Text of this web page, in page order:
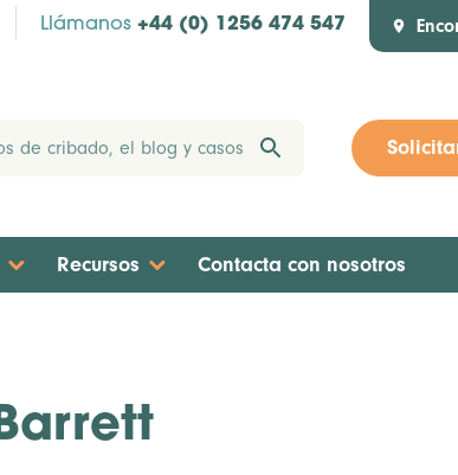
Llámanos +44 (0) 1256 474 547
Recursos Contacta con nosotros